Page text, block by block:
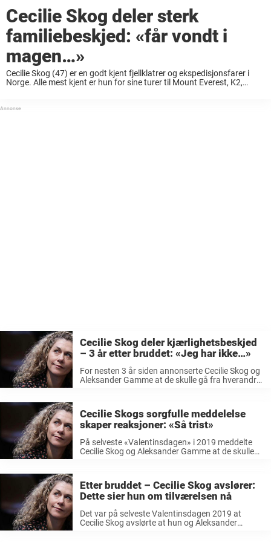
Cecilie Skog deler sterk
familiebeskjed: «får vondt i
magen…»
Cecilie Skog (47) er en godt kjent fjellklatrer og ekspedisjonsfarer i
Norge. Alle mest kjent er hun for sine turer til Mount Everest, K2,
Cecilie Skog deler kjærlighetsbeskjed
– 3 år etter bruddet: «Jeg har ikke…»
For nesten 3 år siden annonserte Cecilie Skog og
Aleksander Gamme at de skulle gå fra hverandre.
Cecilie Skogs sorgfulle meddelelse
skaper reaksjoner: «Så trist»
På selveste «Valentinsdagen» i 2019 meddelte
Cecilie Skog og Aleksander Gamme at de skulle
Etter bruddet – Cecilie Skog avslører:
Dette sier hun om tilværelsen nå
Det var på selveste Valentinsdagen 2019 at
Cecilie Skog avslørte at hun og Aleksander